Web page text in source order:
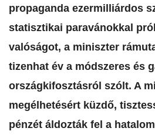
propaganda ezermilliárdos
statisztikai paravánokkal
valóságot, a miniszter
tizenhat év a módszeres és
országkifosztásról szólt. A
megélhetésért küzdő,
pénzét áldozták fel a